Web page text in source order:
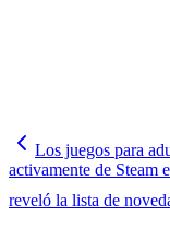
Los juegos para
activamente de Steam
reveló la lista de